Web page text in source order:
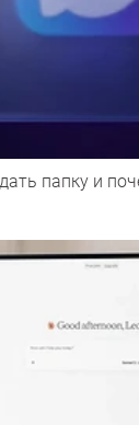
папку и